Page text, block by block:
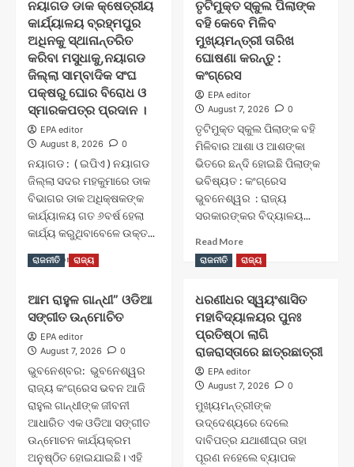
ନୟାଗଡ ଡାକ କ୍ଷେତ୍ରୀୟ
କାର୍ଯ୍ୟାଳୟ ବ୍ରହ୍ମପୁର
ଅଧିନକୁ ସ୍ଥାନାନ୍ତରିତ
କରିବା ମସୁଧାକୁ,ନୟାଗଡ
ଜିଲ୍ଲା ସାମ୍ବାଦିକ ସଂଘ
ପକ୍ଷରୁ ଘୋର ବିରୋଧ ଓ
ସ୍ମାରକପତ୍ର ପ୍ରଦାନ ।
EPA editor
August 8, 2026
0
ନୟାଗଡ : ( ଇପିଏ ) ନୟାଗଡ
ଜିଲ୍ଲା ସଦର ମହକୁମାରେ ଡାକ
ବିଭାଗର ଡାକ ଅଧିକ୍ଷକଙ୍କ
କାର୍ଯ୍ୟାଳୟ ଗତ ୬ବର୍ଷ ହେଲା
କାର୍ଯ୍ୟ କରୁଥିବାବେଳେ ଉକ୍ତ...
Read MoreRead
ନୟାଗଡ
ଡାକ
କାର୍ଯ୍ୟାଳୟ
ଅଧିନକୁ
ସ୍ଥାନାନ୍ତରିତ
କରିବା
ମସୁଧାକୁ,ନୟାଗଡ
ଜିଲ୍ଲା
ସାମ୍ବାଦିକ
ତୃଟିମୁକ୍ତ ସ୍କୁଲ ପିଲାଙ୍କ
ବହି କେବେ ମିଳିବ
ମୁଖ୍ୟମନ୍ତ୍ରୀ ତାରିଖ
ଘୋଷଣା କରନ୍ତୁ :
କଂଗ୍ରେସ
EPA editor
August 7, 2026
0
ତୃଟିମୁକ୍ତ ସ୍କୁଲ ପିଲାଙ୍କ ବହି
ମିଳିବାର ଆଶା ଓ ଆଶଙ୍କା
ଭିତରେ ଛନ୍ଦି ହୋଇଛି ପିଲାଙ୍କ
ଭବିଷ୍ୟତ : କଂଗ୍ରେସ
ଭୁବନେଶ୍ୱର : ରାଜ୍ୟ
ସରକାରଙ୍କର ବିଦ୍ୟାଳୟ...
Read MoreRead
more
about
ସ୍କୁଲ
ପିଲାଙ୍କ
ବହି
କେବେ
ମିଳିବ
ମୁଖ୍ୟମନ୍ତ୍ରୀ
ତାରିଖ
ଘୋଷଣା
କରନ୍ତୁ
:
କଂଗ୍ରେସ
ରାଜନୀତି ରାଜ୍ୟ
ଆମ ରାହୁଳ ଗାନ୍ଧୀ” ଓଡିଆ
ସଙ୍ଗୀତ ଉନ୍ମୋଚିତ
EPA editor
August 7, 2026
0
ଭୁବନେଶ୍ବର: ଭୁବନେଶ୍ୱର
ରାଜ୍ୟ କଂଗ୍ରେସ ଭବନ ଆଜି
ରାହୁଲ ଗାନ୍ଧୀଙ୍କ ଜୀବନୀ
ଆଧାରିତ ଏକ ଓଡିଆ ସଙ୍ଗୀତ
ଉନ୍ମୋଚନ କାର୍ଯ୍ୟକ୍ରମ
ଅନୁଷ୍ଠିତ ହୋଇଯାଇଛି। ଏହି
ରାଜନୀତି ରାଜ୍ୟ
ଧରଣୀଧର ସ୍ୱୟଂଶାସିତ
ମହାବିଦ୍ୟାଳୟର ପୁନଃ
ପ୍ରତିଷ୍ଠା ଲାଗି
ରାଜରାସ୍ତାରେ ଛାତ୍ରଛାତ୍ରୀ
EPA editor
August 7, 2026
0
ମୁଖ୍ୟମନ୍ତ୍ରୀଙ୍କ
ଉଦ୍ଦେଶ୍ୟରେ ଦେଲେ
ଦାବିପତ୍ର ଯଥାଶୀଘ୍ର ତାହା
ପୂରଣ ନହେଲେ ବ୍ୟାପକ